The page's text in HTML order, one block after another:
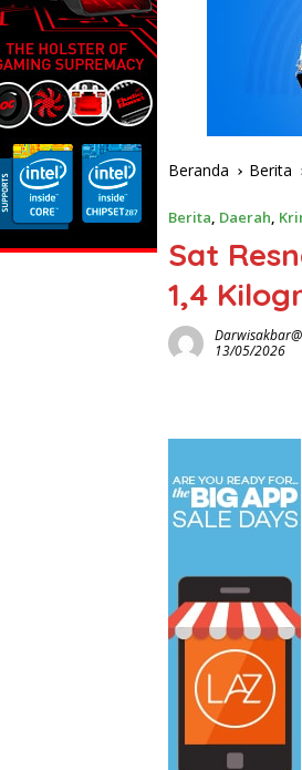
Beranda Berita
Berita, Daerah,
Sat
1,4
13/05/2026